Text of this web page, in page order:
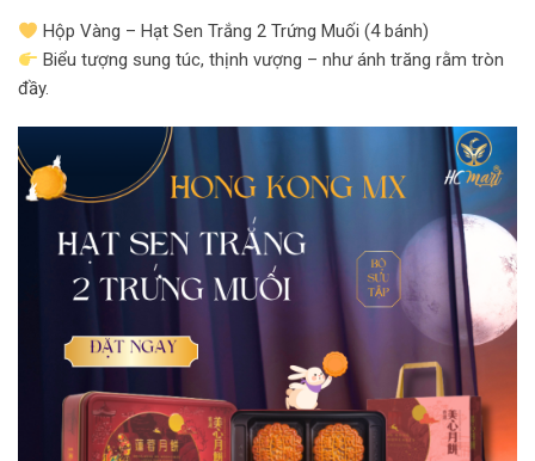
Hộp Vàng – Hạt Sen Trắng 2 Trứng Muối (4 bánh)
Biểu tượng sung túc, thịnh vượng – như ánh trăng rằm tròn
đầy.